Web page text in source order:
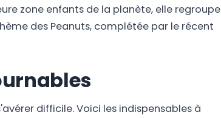
zone enfants de la planète, elle regroupe
des Peanuts, complétée par le récent
difficile. Voici les indispensables à